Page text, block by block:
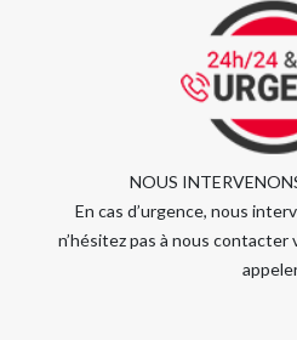
NOUS
En cas d’urgence, nous
n’hésitez pas à nous contacter